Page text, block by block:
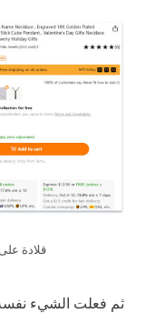
قلادة على Temu تسمح لي بإضافة النصوص